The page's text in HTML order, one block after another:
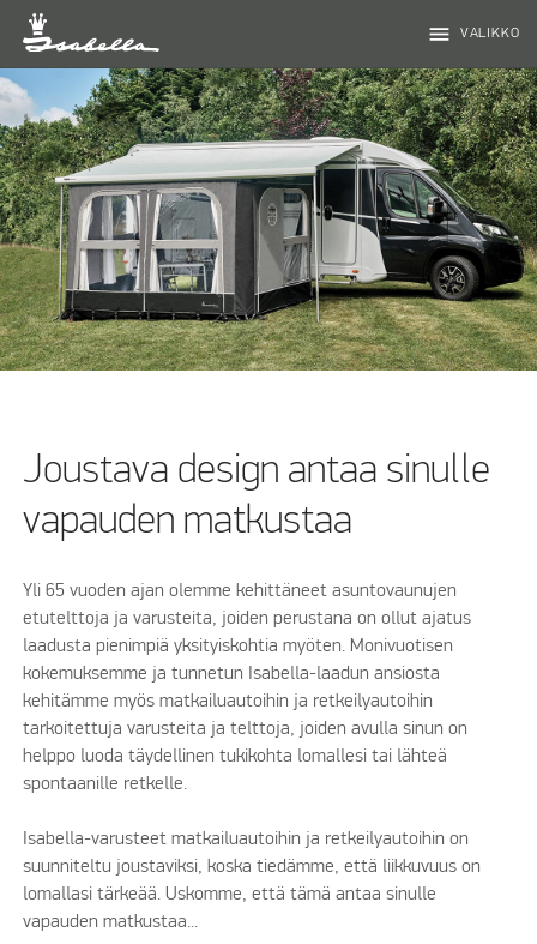
menu VALIKKO
Joustava design antaa sinulle
vapauden matkustaa
Yli 65 vuoden ajan olemme kehittäneet asuntovaunujen
etutelttoja ja varusteita, joiden perustana on ollut ajatus
laadusta pienimpiä yksityiskohtia myöten. Monivuotisen
kokemuksemme ja tunnetun Isabella-laadun ansiosta
kehitämme myös matkailuautoihin ja retkeilyautoihin
tarkoitettuja varusteita ja telttoja, joiden avulla sinun on
helppo luoda täydellinen tukikohta lomallesi tai lähteä
spontaanille retkelle.
Isabella-varusteet matkailuautoihin ja retkeilyautoihin on
suunniteltu joustaviksi, koska tiedämme, että liikkuvuus on
lomallasi tärkeää. Uskomme, että tämä antaa sinulle
vapauden matkustaa...